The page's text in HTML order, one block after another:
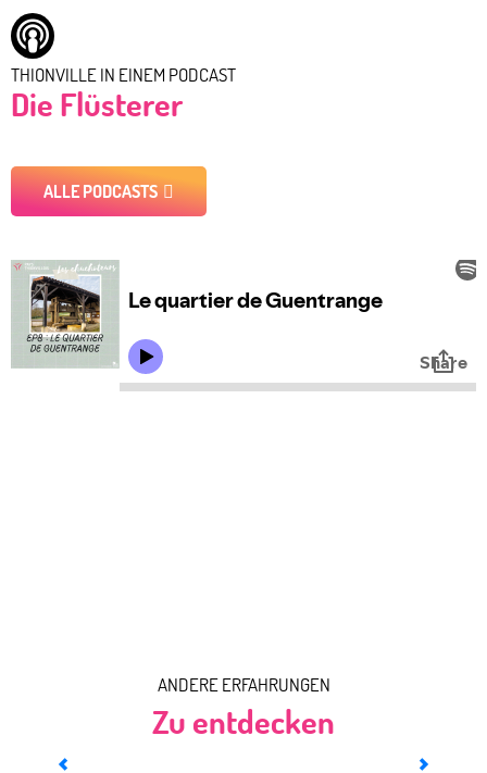
THIONVILLE IN EINEM PODCAST
Die Flüsterer
ALLE PODCASTS
ANDERE ERFAHRUNGEN
Zu entdecken